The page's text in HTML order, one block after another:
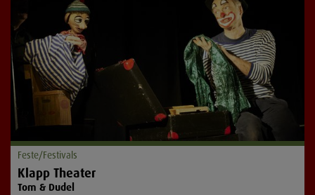
Feste/Festivals
Klapp Theater
Tom & Dudel